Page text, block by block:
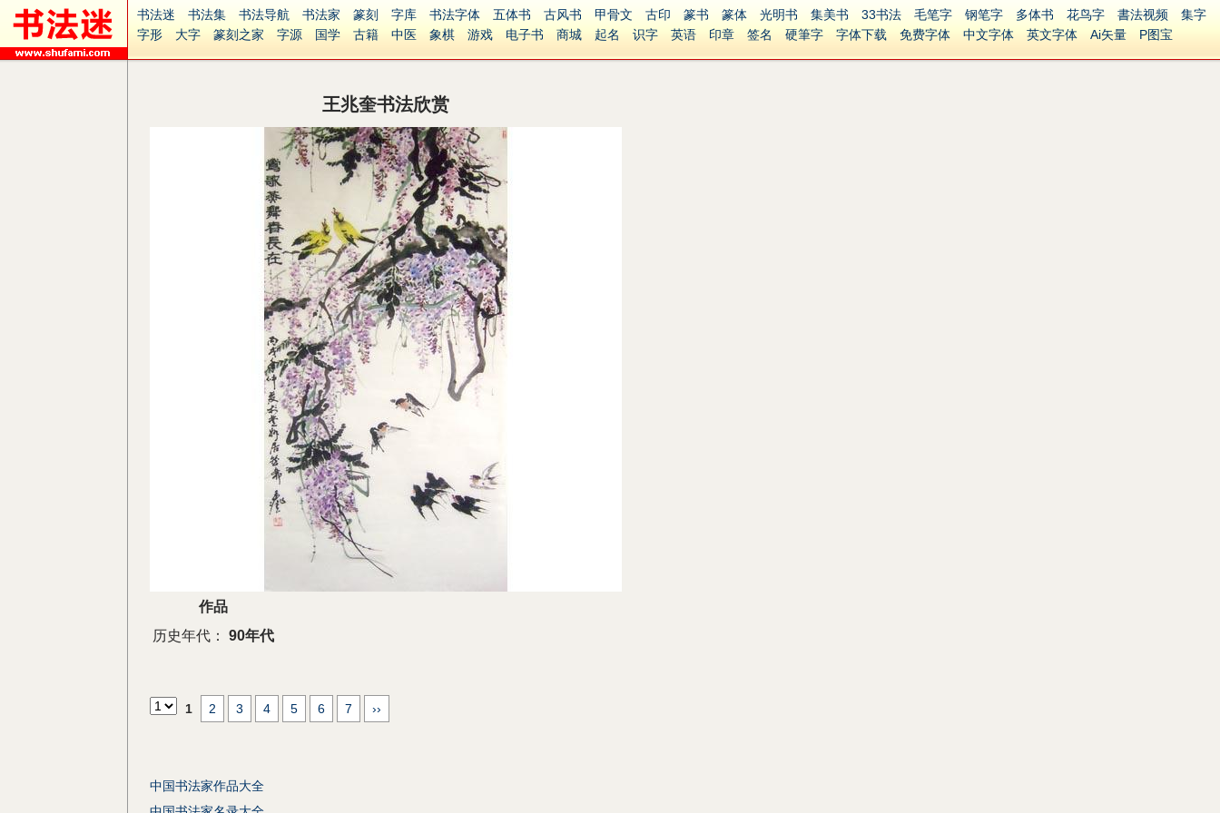
书法迷 书法集 书法导航 书法家 篆刻 字库 书法字体 五体书 古风书 甲骨文 古印 篆书 篆体 光明书 集美书 33书法 毛笔字 钢笔字 多体书 花鸟字 書法视频
集字
字形
大字 篆刻之家 字源 国学 古籍 中医 象棋 游戏 电子书 商城 起名 识字 英语 印章 签名 硬筆字 字体下载 免费字体 中文字体 英文字体 Ai矢量
P图宝
王兆奎书法欣赏
作品
历史年代：
90年代
1 2 3 4 5 6 7 ››
中国书法家作品大全